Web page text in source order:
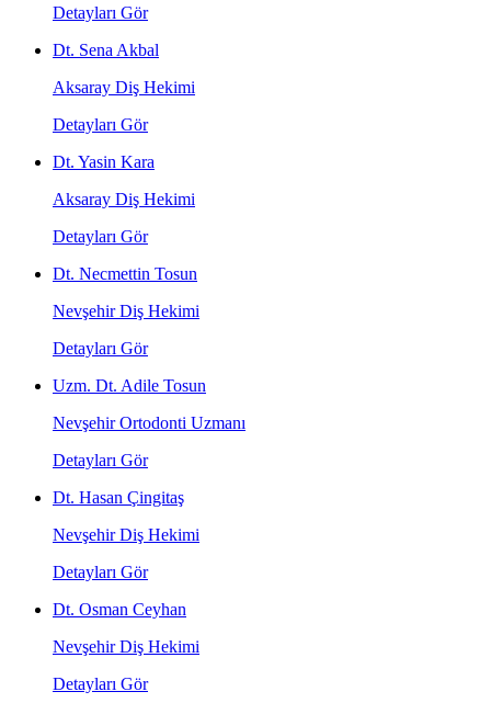
Detayları Gör
Dt. Sena Akbal
Aksaray Diş Hekimi
Detayları Gör
Dt. Yasin Kara
Aksaray Diş Hekimi
Detayları Gör
Dt. Necmettin Tosun
Nevşehir Diş Hekimi
Detayları Gör
Uzm. Dt. Adile Tosun
Nevşehir Ortodonti Uzmanı
Detayları Gör
Dt. Hasan Çingitaş
Nevşehir Diş Hekimi
Detayları Gör
Dt. Osman Ceyhan
Nevşehir Diş Hekimi
Detayları Gör